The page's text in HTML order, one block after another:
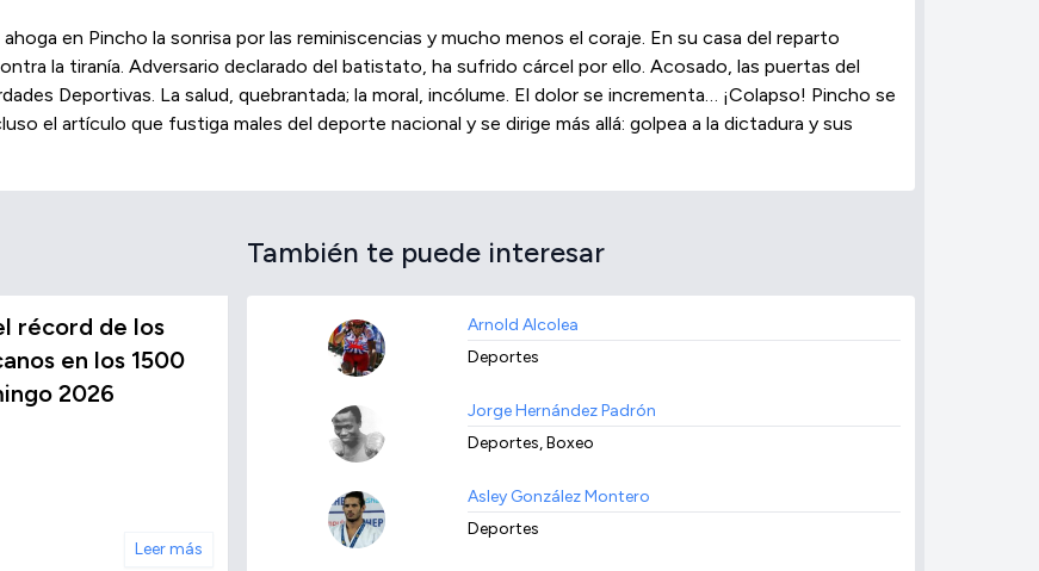
en Pincho la sonrisa por las reminiscencias y mucho menos el coraje. En su casa del reparto
la tiranía. Adversario declarado del batistato, ha sufrido cárcel por ello. Acosado, las puertas del
Deportivas. La salud, quebrantada; la moral, incólume. El dolor se incrementa… ¡Colapso! Pincho se
el artículo que fustiga males del deporte nacional y se dirige más allá: golpea a la dictadura y sus
récord de los
en los 1500
2026
Leer más
También te puede interesar
Arnold Alcolea
Deportes
Jorge Hernández Padrón
Deportes, Boxeo
Asley González Montero
Deportes